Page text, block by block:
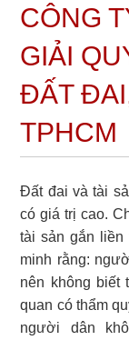
CÔNG
GIẢI
ĐẤT
TPHCM
Đất đai và tài
có giá trị cao.
tài sản gắn
minh rằng:
nên không biết
quan có thẩm
người dân